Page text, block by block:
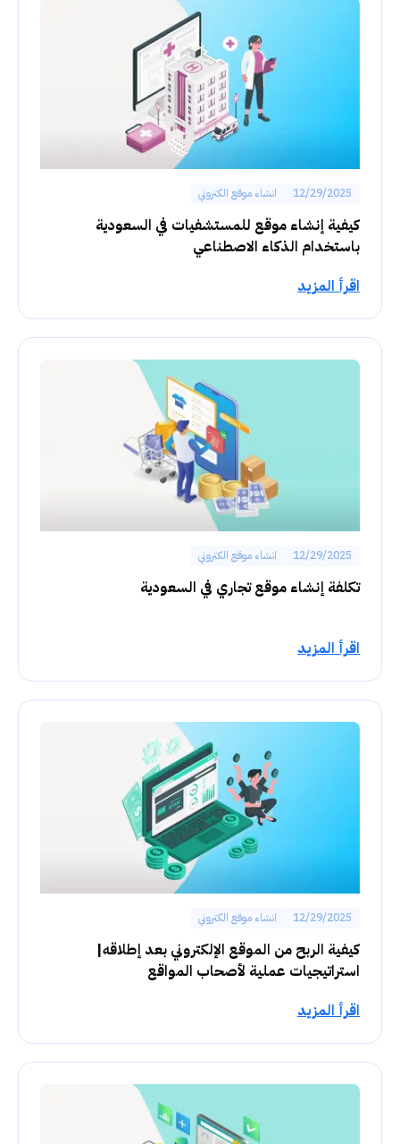
12/29/2025 انشاء موقع الكتروني
كيفية إنشاء موقع للمستشفيات في السعودية
باستخدام الذكاء الاصطناعي
اقرأ المزيد
12/29/2025 انشاء موقع الكتروني
تكلفة إنشاء موقع تجاري في السعودية
اقرأ المزيد
12/29/2025 انشاء موقع الكتروني
كيفية الربح من الموقع الإلكتروني بعد إطلاقه|
استراتيجيات عملية لأصحاب المواقع
اقرأ المزيد